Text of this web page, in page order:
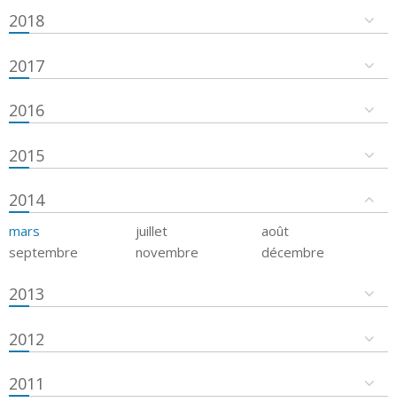
2018
2017
2016
2015
2014
mars juillet
août
septembre
novembre décembre
2013
2012
2011